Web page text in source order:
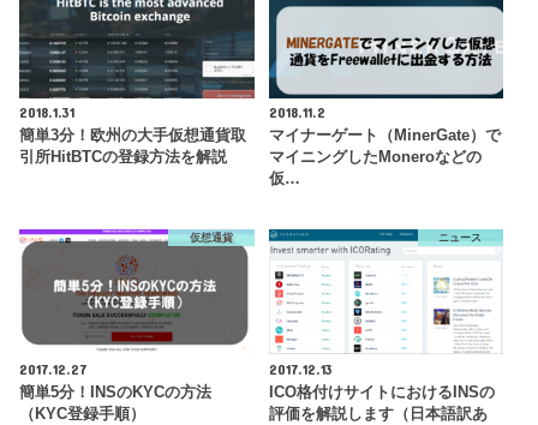
2018.1.31
簡単3分！欧州の大手仮想通貨取
引所HitBTCの登録方法を解説
2018.11.2
マイナーゲート（MinerGate）で
マイニングしたMoneroなどの
仮…
仮想通貨
2017.12.27
簡単5分！INSのKYCの方法
（KYC登録手順）
ニュース
2017.12.13
ICO格付けサイトにおけるINSの
評価を解説します（日本語訳あ